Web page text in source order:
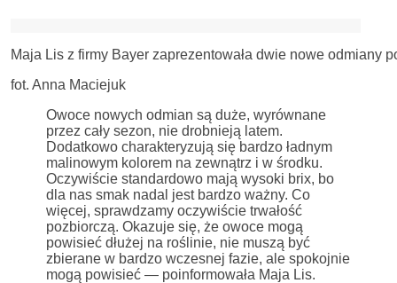
Maja Lis z firmy Bayer zaprezentowała dwie nowe
fot. Anna Maciejuk
Owoce nowych odmian są duże, wyrównane
przez cały sezon, nie drobnieją latem.
Dodatkowo charakteryzują się bardzo ładnym
malinowym kolorem na zewnątrz i w środku.
Oczywiście standardowo mają wysoki brix, bo
dla nas smak nadal jest bardzo ważny. Co
więcej, sprawdzamy oczywiście trwałość
pozbiorczą. Okazuje się, że owoce mogą
powisieć dłużej na roślinie, nie muszą być
zbierane w bardzo wczesnej fazie, ale spokojnie
mogą powisieć — poinformowała Maja Lis.